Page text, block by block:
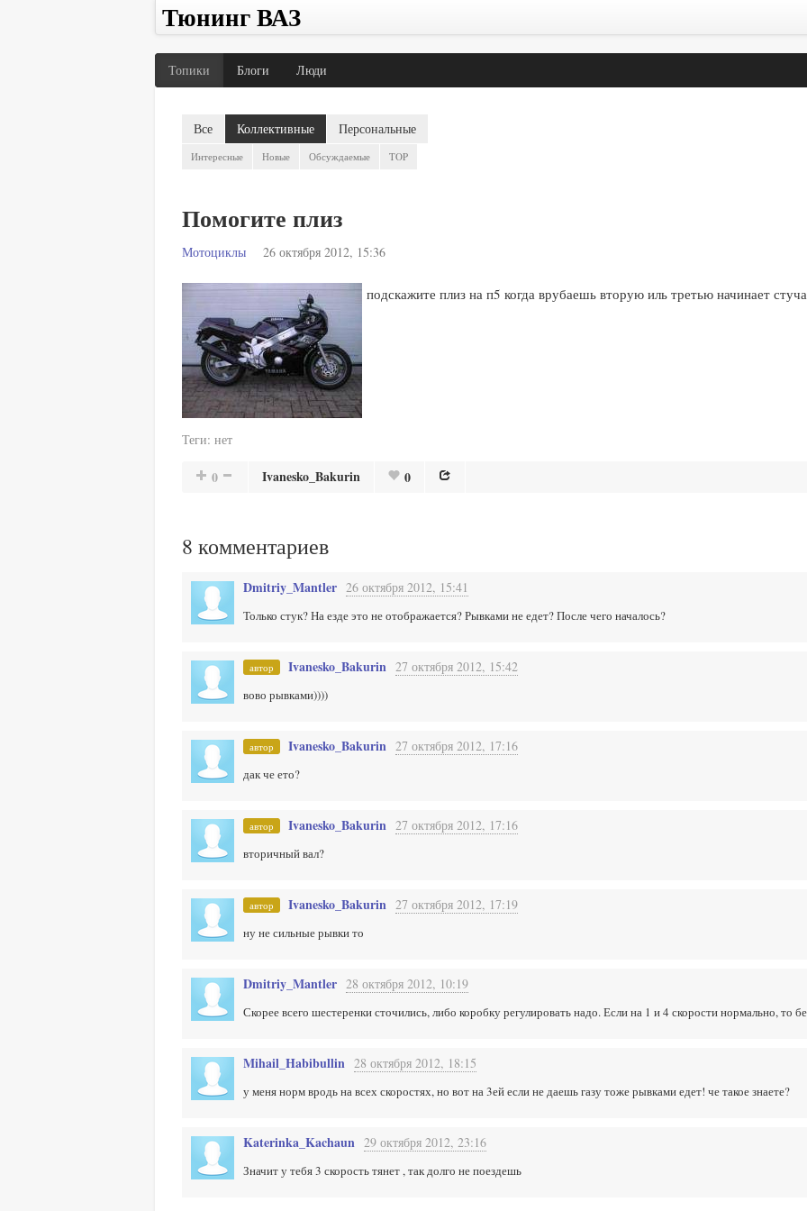
Тюнинг ВАЗ
Топики Блоги Люди
Все Коллективные Персональные
Интересные Новые Обсуждаемые TOP
Помогите плиз
Мотоциклы 26 октября 2012, 15:36
подскажите плиз на п5 когда врубаешь вторую иль третью начинает
Теги: нет
0 Ivanesko_Bakurin 0
8 комментариев
Dmitriy_Mantler 26 октября 2012, 15:41
Только стук? На езде это не отображается? Рывками не едет? После чего началось?
автор Ivanesko_Bakurin 27 октября 2012, 15:42
вово рывками))))
автор Ivanesko_Bakurin 27 октября 2012, 17:16
дак че ето?
автор Ivanesko_Bakurin 27 октября 2012, 17:16
вторичный вал?
автор Ivanesko_Bakurin 27 октября 2012, 17:19
ну не сильные рывки то
Dmitriy_Mantler 28 октября 2012, 10:19
Скорее всего шестеренки сточились, либо коробку регулировать надо. Если на 1 и 4 скорости нормально, то
Mihail_Habibullin 28 октября 2012, 18:15
у меня норм вродь на всех скоростях, но вот на 3ей если не даешь газу тоже рывками едет! че такое знаете?
Katerinka_Kachaun 29 октября 2012, 23:16
Значит у тебя 3 скорость тянет , так долго не поездешь